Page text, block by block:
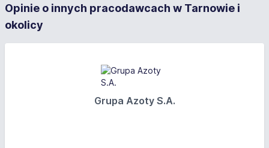
Opinie o innych pracodawcach w Tarnowie i
okolicy
Grupa Azoty S.A.